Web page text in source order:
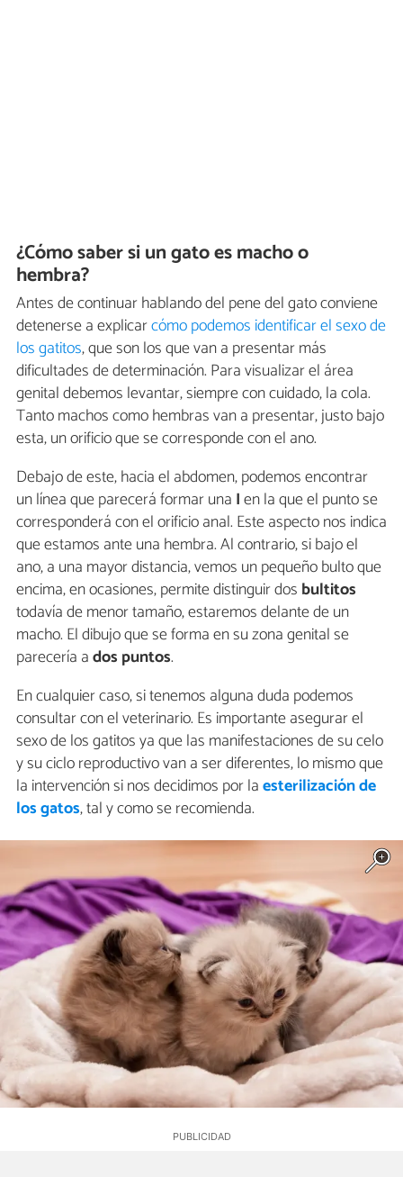
¿Cómo saber si un gato es macho o
hembra?
Antes de continuar hablando del pene del gato conviene
detenerse a explicarcómo podemos identificar el sexo de
los gatitos, que son los que van a presentar más
dificultades de determinación. Para visualizar el área
genital debemos levantar, siempre con cuidado, la cola.
Tanto machos como hembras van a presentar, justo bajo
esta, un orificio que se corresponde con el ano.
Debajo de este, hacia el abdomen, podemos encontrar
un línea que parecerá formar una Ien la que el punto se
corresponderá con el orificio anal. Este aspecto nos indica
que estamos ante una hembra. Al contrario, si bajo el
ano, a una mayor distancia, vemos un pequeño bulto que
encima, en ocasiones, permite distinguir dos bultitos
todavía de menor tamaño, estaremos delante de un
macho. El dibujo que se forma en su zona genital se
parecería ados puntos.
En cualquier caso, si tenemos alguna duda podemos
consultar con el veterinario. Es importante asegurar el
sexo de los gatitos ya que las manifestaciones de su celo
y su ciclo reproductivo van a ser diferentes, lo mismo que
la intervención si nos decidimos por laesterilización de
los gatos, tal y como se recomienda.